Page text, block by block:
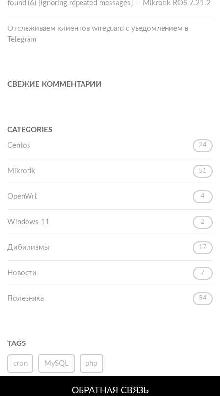
found (6) [ignoring repeated messages] — Mikrotik ROS 7.21.2
Отслеживаем клиентов wireguard с уведомлением в
Telegram
СВЕЖИЕ КОММЕНТАРИИ
CATEGORIES
Centos 24
Mikrotik 51
OpenWrt 4
Windows 11 2
Дибилизмы 17
Новости 7
Полезняка 54
TAGS
cron MySQL php
ОБРАТНАЯ СВЯЗЬ